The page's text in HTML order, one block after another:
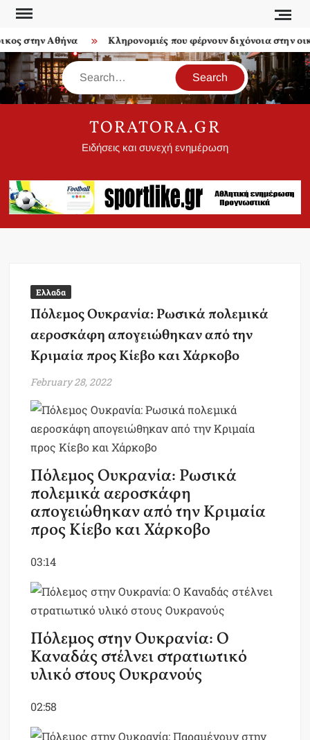
Skip
content
στην Αθήνα Κληρονομιές που φέρνουν διχόνοια στην
Search
TORATORA.GR
Ειδήσεις και συνεχή ενημέρωση
Ελλαδα
Πόλεμος Ουκρανία: Ρωσικά πολεμικά
αεροσκάφη απογειώθηκαν από την
Κριμαία προς Κίεβο και Χάρκοβο
February 28, 2022
Πόλεμος Ουκρανία: Ρωσικά
πολεμικά αεροσκάφη
απογειώθηκαν από την Κριμαία
προς Κίεβο και Χάρκοβο
03:14
Πόλεμος στην Ουκρανία: Ο
Καναδάς στέλνει στρατιωτικό
υλικό στους Ουκρανούς
02:58